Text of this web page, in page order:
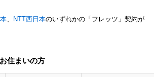
、 NTT西日本のいずれかの「フレッツ」契約が
住まいの方